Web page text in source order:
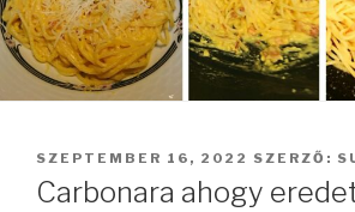
BEKÜLDVE:
SZEPTEMBER 16, 2022 SZERZŐ:
Carbonara ahogy